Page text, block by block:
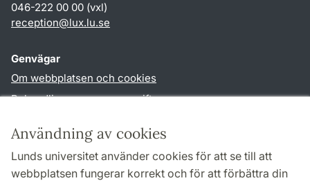
Användning av cookies
Lunds universitet använder cookies för att se till att
webbplatsen fungerar korrekt och för att förbättra din
046-222 00 00 (vxl)
reception@lux.lu.se
Genvägar
Om webbplatsen och cookies
Behandling av personuppgifter
TYPO3-login
Följ oss i sociala medier